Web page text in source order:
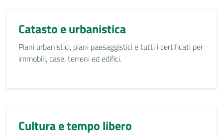
Catasto e urbanistica
Piani urbanistici, piani paesaggistici e tutti i certificati per
immobili, case, terreni ed edifici.
Cultura e tempo libero